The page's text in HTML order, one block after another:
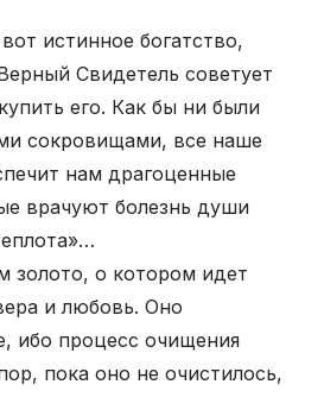
истинное богатство,
Свидетель советует
его. Как бы ни были
сокровищами, все наше
нам драгоценные
врачуют болезнь души
золото, о котором идет
и любовь. Оно
ибо процесс очищения
пока оно не очистилось,